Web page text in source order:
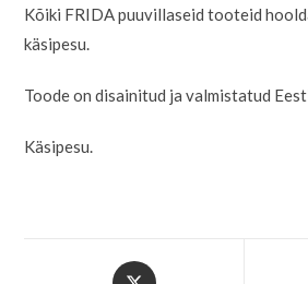
Kõiki FRIDA puuvillaseid tooteid
käsipesu.
Toode on disainitud ja valmistatud
Käsipesu.